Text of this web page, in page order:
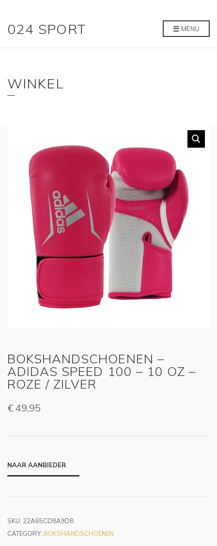
024 SPORT MENU
WINKEL
BOKSHANDSCHOENEN –
ADIDAS SPEED 100 – 10 OZ –
ROZE / ZILVER
€ 49,95
NAAR AANBIEDER
SKU: 22A65CD8A9D8
CATEGORY: BOKSHANDSCHOENEN